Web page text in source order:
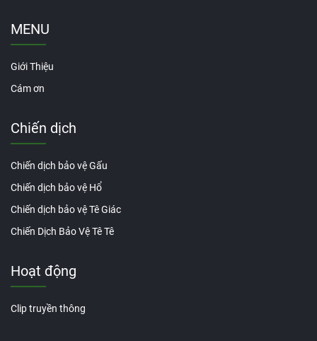
MENU
Giới Thiệu
Cám ơn
Chiến dịch
Chiến dịch bảo vệ Gấu
Chiến dịch bảo vệ Hổ
Chiến dịch bảo vệ Tê Giác
Chiến Dịch Bảo Vệ Tê Tê
Hoạt động
Clip truyền thông